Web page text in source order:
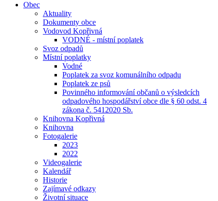
Obec
Aktuality
Dokumenty obce
Vodovod Kopřivná
VODNÉ - místní poplatek
Svoz odpadů
Místní poplatky
Vodné
Poplatek za svoz komunálního odpadu
Poplatek ze psů
Povinného informování občanů o výsledcích
odpadového hospodářství obce dle § 60 odst. 4
zákona č. 5412020 Sb.
Knihovna Kopřivná
Knihovna
Fotogalerie
2023
2022
Videogalerie
Kalendář
Historie
Zajímavé odkazy
Životní situace